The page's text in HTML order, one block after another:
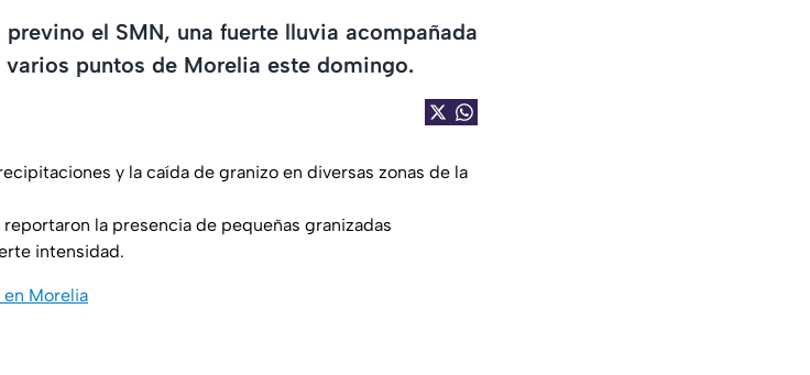
previno el SMN, una fuerte lluvia acompañada
puntos de Morelia este domingo.
y la caída de granizo en diversas zonas de la
la presencia de pequeñas granizadas
intensidad.
Morelia